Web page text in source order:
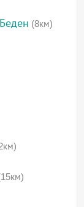
(8км)